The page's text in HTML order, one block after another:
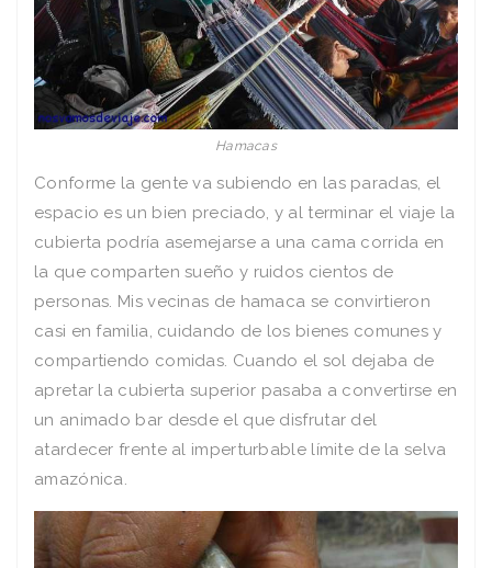
Hamacas
Conforme la gente va subiendo en las paradas, el
espacio es un bien preciado, y al terminar el viaje la
cubierta podría asemejarse a una cama corrida en
la que comparten sueño y ruidos cientos de
personas. Mis vecinas de hamaca se convirtieron
casi en familia, cuidando de los bienes comunes y
compartiendo comidas. Cuando el sol dejaba de
apretar la cubierta superior pasaba a convertirse en
un animado bar desde el que disfrutar del
atardecer frente al imperturbable límite de la selva
amazónica.